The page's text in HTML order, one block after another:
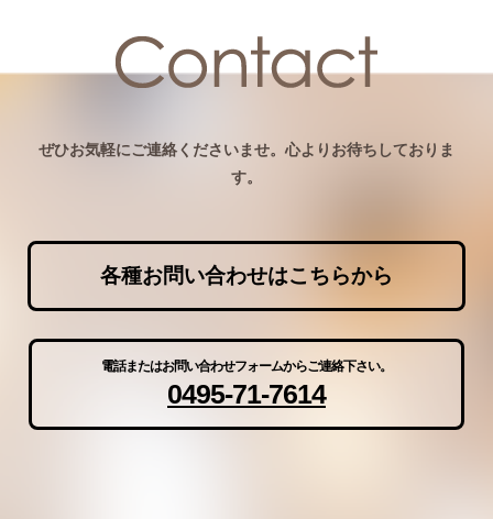
ぜひお気軽にご連絡くださいませ。心よりお待ちしておりま
す。
各種お問い合わせはこちらから
電話またはお問い合わせフォームからご連絡下さい。
0495-71-7614